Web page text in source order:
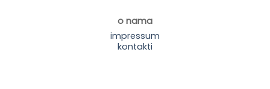
o nama
impressum
kontakti